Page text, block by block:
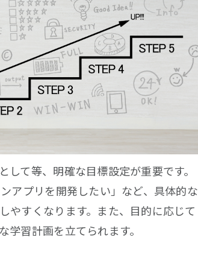
て等、明確な目標設定が重要です。
アプリを開発したい」など、具体的な
やすくなります。また、目的に応じて
習計画を立てられます。